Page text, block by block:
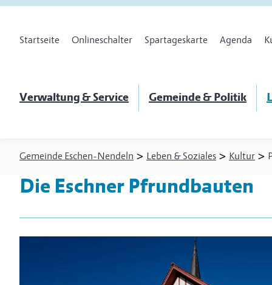
Startseite Onlineschalter Spartageskarte Agenda
Verwaltung & Service Gemeinde & Politik
Gemeinde Eschen-Nendeln > Leben & Soziales > Kultur >
Die Eschner Pfrundbauten